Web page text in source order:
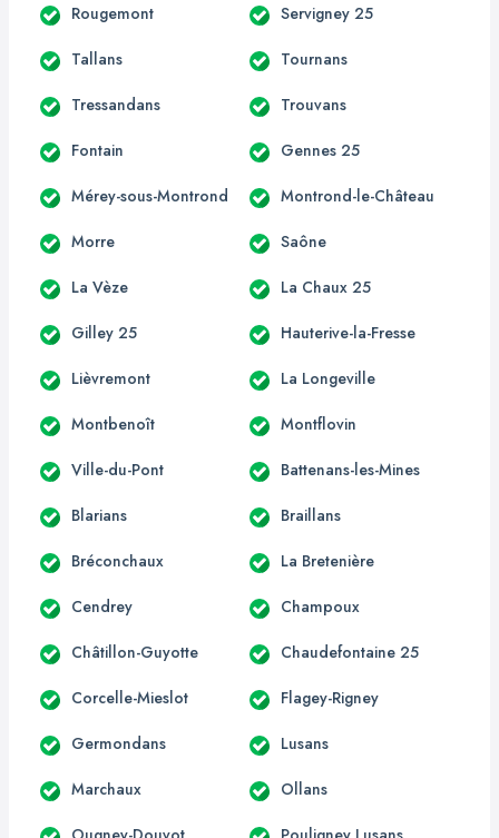
Rougemont Servigney 25
Tallans Tournans
Tressandans Trouvans
Fontain Gennes 25
Mérey-sous-Montrond Montrond-le-Château
Morre Saône
La Vèze La Chaux 25
Gilley 25 Hauterive-la-Fresse
Lièvremont La Longeville
Montbenoît Montflovin
Ville-du-Pont Battenans-les-Mines
Blarians Braillans
Bréconchaux La Bretenière
Cendrey Champoux
Châtillon-Guyotte Chaudefontaine 25
Corcelle-Mieslot Flagey-Rigney
Germondans Lusans
Marchaux Ollans